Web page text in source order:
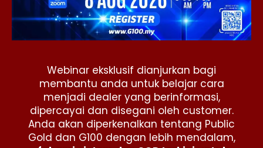
Webinar eksklusif dianjurkan bagi
membantu anda untuk belajar cara
menjadi dealer yang berinformasi,
dipercayai dan disegani oleh customer.
Anda akan diperkenalkan tentang Public
Gold dan G100 dengan lebih mendalam,